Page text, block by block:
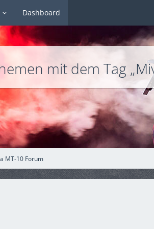
Dashboard
MT-10 Forum
mit dem Tag